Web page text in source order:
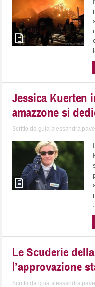
Jessica Kuerten
amazzone si
Scritto daguia alessandra
Le Scuderie
l’approvazione
Scritto daguia alessandra